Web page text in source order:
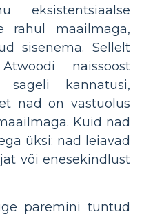
eksistentsiaalse
rahul maailmaga,
sisenema. Sellelt
naissoost
sageli kannatusi,
nad on vastuolus
Kuid nad
üksi: nad leiavad
või enesekindlust
paremini tuntud